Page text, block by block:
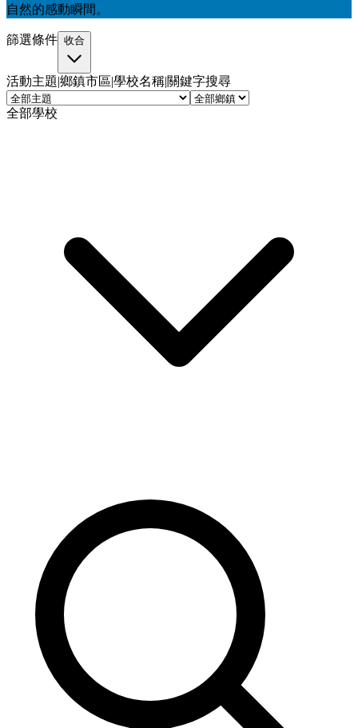
自然的感動瞬間。
篩選條件 收合
活動主題|鄉鎮市區|學校名稱|關鍵字搜尋
全部學校